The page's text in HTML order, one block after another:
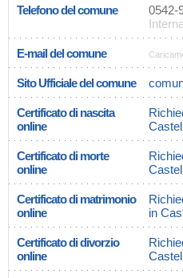
Telefono del comune
0542-
E-mail del comune
Sito Ufficiale del comune
Certificato di nascita
online
Certificato di morte
online
Certificato di matrimonio
online
in
Certificato di divorzio
online